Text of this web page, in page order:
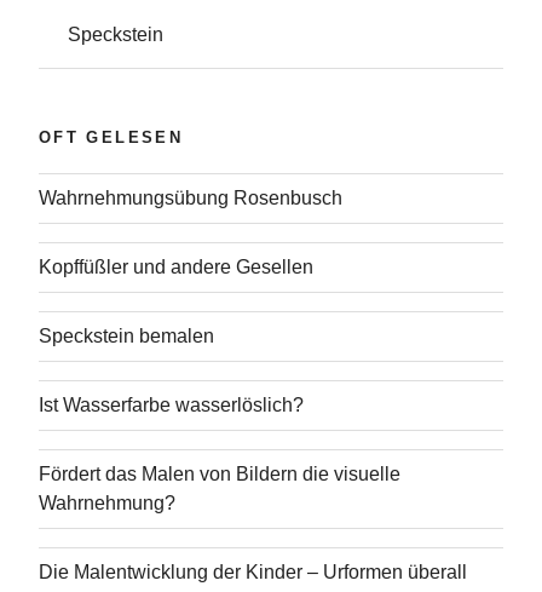
Speckstein
OFT GELESEN
Wahrnehmungsübung Rosenbusch
Kopffüßler und andere Gesellen
Speckstein bemalen
Ist Wasserfarbe wasserlöslich?
Fördert das Malen von Bildern die visuelle
Wahrnehmung?
Die Malentwicklung der Kinder – Urformen überall